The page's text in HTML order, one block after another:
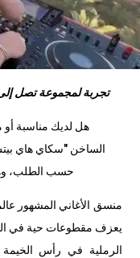
تجربة لمجموعة تصل إلى 14 راكباً كحد أقصى - 25,000 درهم
هل لديك مناسبة
الساخن "سكاي هاي
حسب الطلب،
منسق الأغاني المشهور
يعزف مقطوعات حية في
الرملية في رأس الخيمة